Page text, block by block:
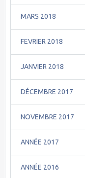
MARS 2018
FEVRIER 2018
JANVIER 2018
DÉCEMBRE 2017
NOVEMBRE 2017
ANNÉE 2017
ANNÉE 2016